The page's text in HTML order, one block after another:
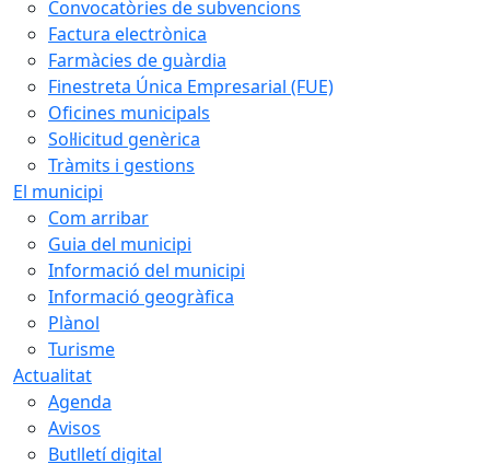
Convocatòries de subvencions
Factura electrònica
Farmàcies de guàrdia
Finestreta Única Empresarial (FUE)
Oficines municipals
Sol·licitud genèrica
Tràmits i gestions
El municipi
Com arribar
Guia del municipi
Informació del municipi
Informació geogràfica
Plànol
Turisme
Actualitat
Agenda
Avisos
Butlletí digital